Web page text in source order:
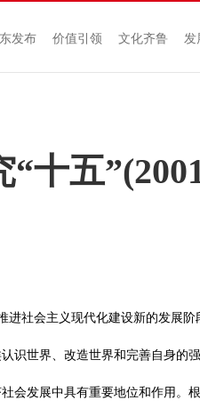
发布 价值引领 文化齐鲁 发
“十五
进社会主义现代化建设新的发展
识世界、改造世界和完善自身的
会发展中具有重要地位和作用。